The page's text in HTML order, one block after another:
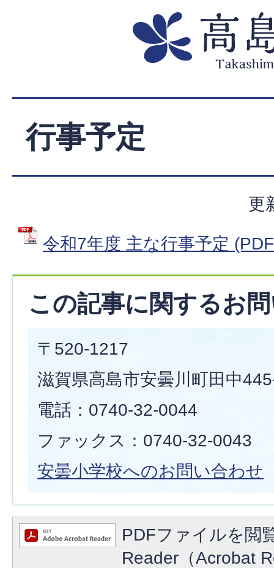
行事予定
更
令和7年度 主な行事予定
この記事に関するお
〒520-1217
滋賀県高島市安曇川町田中
電話：0740-32-0044
ファックス：0740-32-0043
安曇小学校へのお問い合わせ
PDFファイルを閲
Reader（Acrobat